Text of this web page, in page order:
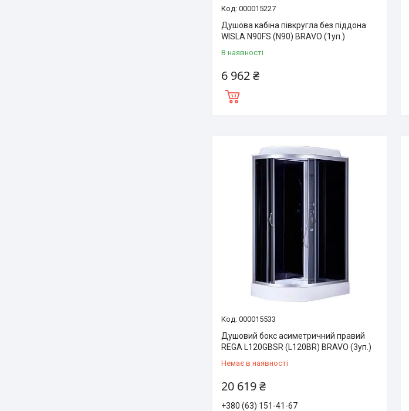
000015227
Душова кабіна півкругла без піддона
WISLA N90FS (N90) BRAVO (1уп.)
В наявності
6 962 ₴
000015533
Душовий бокс асиметричний правий
REGA L120GBSR (L120BR) BRAVO (3уп.)
Немає в наявності
20 619 ₴
+380 (63) 151-41-67